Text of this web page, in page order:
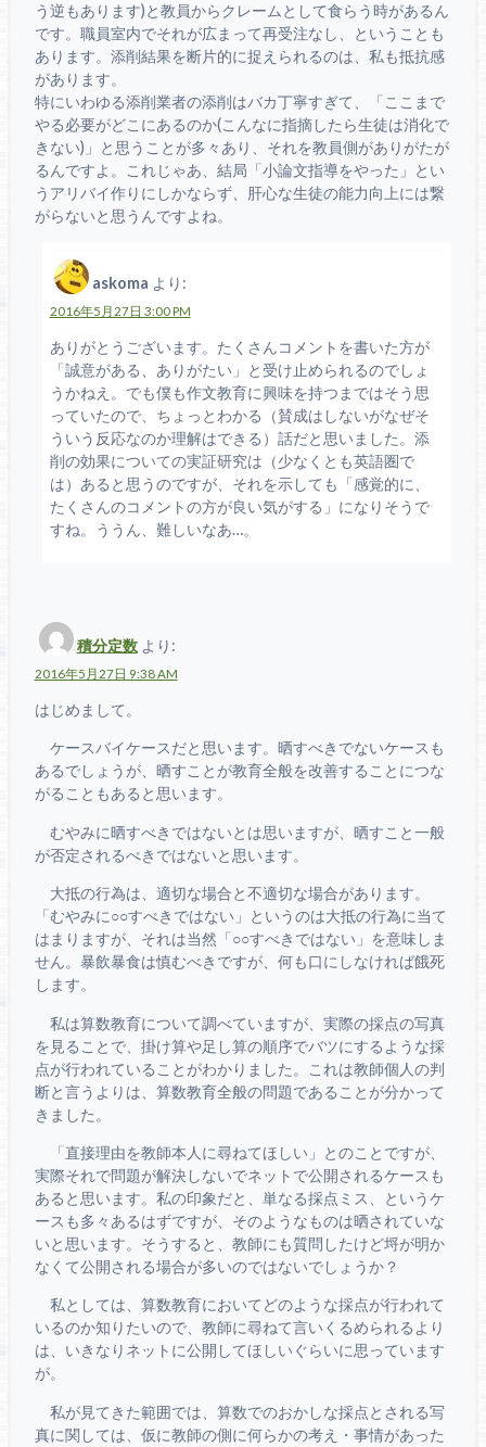
う逆もあります)と教員からクレームとして食らう時があるん
です。職員室内でそれが広まって再受注なし、ということも
あります。添削結果を断片的に捉えられるのは、私も抵抗感
があります。
特にいわゆる添削業者の添削はバカ丁寧すぎて、「ここまで
やる必要がどこにあるのか(こんなに指摘したら生徒は消化で
きない)」と思うことが多々あり、それを教員側がありがたが
るんですよ。これじゃあ、結局「小論文指導をやった」とい
うアリバイ作りにしかならず、肝心な生徒の能力向上には繋
がらないと思うんですよね。
askoma より:
2016年5月27日 3:00 PM
ありがとうございます。たくさんコメントを書いた方が
「誠意がある、ありがたい」と受け止められるのでしょ
うかねえ。でも僕も作文教育に興味を持つまではそう思
っていたので、ちょっとわかる（賛成はしないがなぜそ
ういう反応なのか理解はできる）話だと思いました。添
削の効果についての実証研究は（少なくとも英語圏で
は）あると思うのですが、それを示しても「感覚的に、
たくさんのコメントの方が良い気がする」になりそうで
すね。ううん、難しいなあ…。
積分定数 より:
2016年5月27日 9:38 AM
はじめまして。
ケースバイケースだと思います。晒すべきでないケースも
あるでしょうが、晒すことが教育全般を改善することにつな
がることもあると思います。
むやみに晒すべきではないとは思いますが、晒すこと一般
が否定されるべきではないと思います。
大抵の行為は、適切な場合と不適切な場合があります。
「むやみに○○すべきではない」というのは大抵の行為に当て
はまりますが、それは当然「○○すべきではない」を意味しま
せん。暴飲暴食は慎むべきですが、何も口にしなければ餓死
します。
私は算数教育について調べていますが、実際の採点の写真
を見ることで、掛け算や足し算の順序でバツにするような採
点が行われていることがわかりました。これは教師個人の判
断と言うよりは、算数教育全般の問題であることが分かって
きました。
「直接理由を教師本人に尋ねてほしい」とのことですが、
実際それで問題が解決しないでネットで公開されるケースも
あると思います。私の印象だと、単なる採点ミス、というケ
ースも多々あるはずですが、そのようなものは晒されていな
いと思います。そうすると、教師にも質問したけど埒が明か
なくて公開される場合が多いのではないでしょうか？
私としては、算数教育においてどのような採点が行われて
いるのか知りたいので、教師に尋ねて言いくるめられるより
は、いきなりネットに公開してほしいぐらいに思っています
が。
私が見てきた範囲では、算数でのおかしな採点とされる写
真に関しては、仮に教師の側に何らかの考え・事情があった